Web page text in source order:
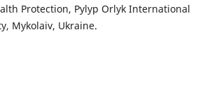
Protection, Pylyp Orlyk International
Mykolaiv, Ukraine.